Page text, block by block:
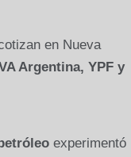
en Nueva
Argentina, YPF y
experimentó